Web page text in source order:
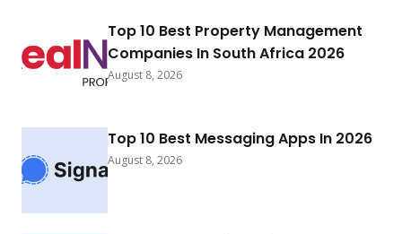
Top 10 Best Property Management
Companies In South Africa 2026
August 8, 2026
Top 10 Best Messaging Apps In 2026
August 8, 2026